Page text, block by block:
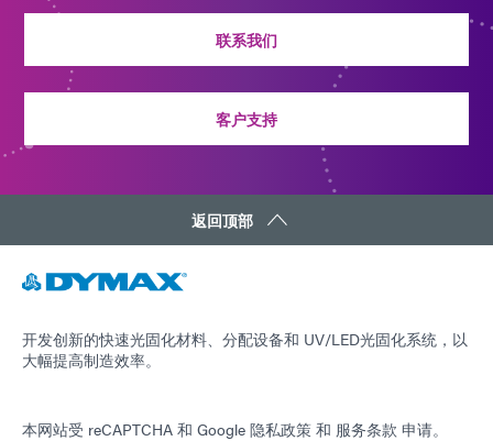
联系我们
客户支持
返回顶部
开发创新的快速光固化材料、分配设备和 UV/LED光固化系统，以
大幅提高制造效率。
本网站受 reCAPTCHA 和 Google 隐私政策 和 服务条款 申请。